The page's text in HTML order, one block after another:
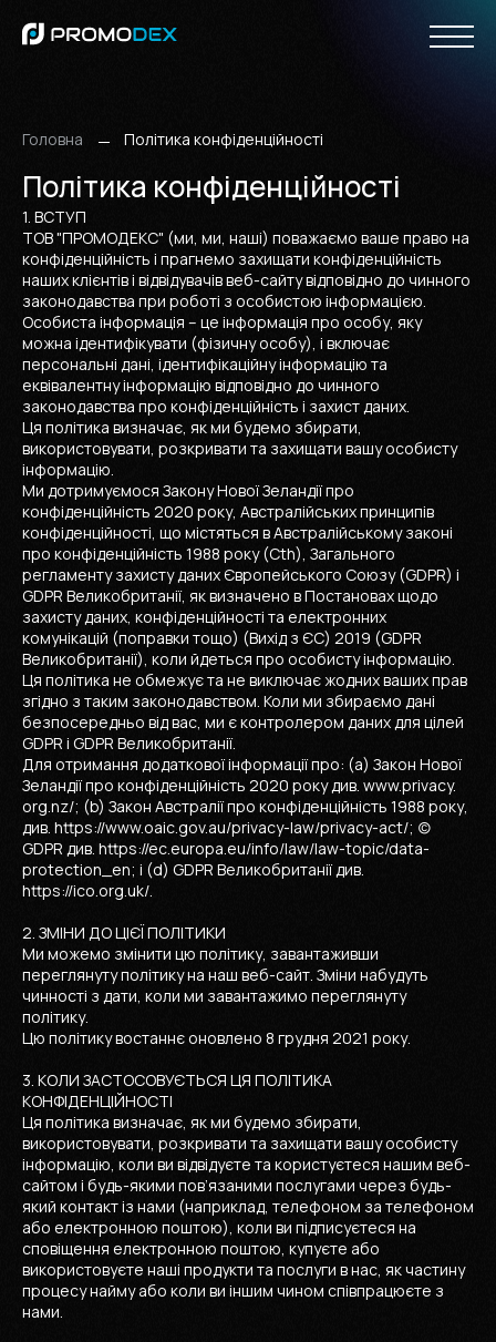
Головна Політика конфіденційності
Політика конфіденційності
1. ВСТУП
ТОВ "ПРОМОДЕКС" (ми, ми, наші) поважаємо ваше право на
конфіденційність і прагнемо захищати конфіденційність
наших клієнтів і відвідувачів веб-сайту відповідно до чинного
законодавства при роботі з особистою інформацією.
Особиста інформація – це інформація про особу, яку
можна ідентифікувати (фізичну особу), і включає
персональні дані, ідентифікаційну інформацію та
еквівалентну інформацію відповідно до чинного
законодавства про конфіденційність і захист даних.
Ця політика визначає, як ми будемо збирати,
використовувати, розкривати та захищати вашу особисту
інформацію.
Ми дотримуємося Закону Нової Зеландії про
конфіденційність 2020 року, Австралійських принципів
конфіденційності, що містяться в Австралійському законі
про конфіденційність 1988 року (Cth), Загального
регламенту захисту даних Європейського Союзу (GDPR) і
GDPR Великобританії, як визначено в Постановах щодо
захисту даних, конфіденційності та електронних
комунікацій (поправки тощо) (Вихід з ЄС) 2019 (GDPR
Великобританії), коли йдеться про особисту інформацію.
Ця політика не обмежує та не виключає жодних ваших прав
згідно з таким законодавством. Коли ми збираємо дані
безпосередньо від вас, ми є контролером даних для цілей
GDPR і GDPR Великобританії.
Для отримання додаткової інформації про: (a) Закон Нової
Зеландії про конфіденційність 2020 року див. www.privacy.
org.nz/; (b) Закон Австралії про конфіденційність 1988 року,
див. https://www.oaic.gov.au/privacy-law/privacy-act/; (c)
GDPR див. https://ec.europa.eu/info/law/law-topic/data-
protection_en; і (d) GDPR Великобританії див.
https://ico.org.uk/.
2. ЗМІНИ ДО ЦІЄЇ ПОЛІТИКИ
Ми можемо змінити цю політику, завантаживши
переглянуту політику на наш веб-сайт. Зміни набудуть
чинності з дати, коли ми завантажимо переглянуту
політику.
Цю політику востаннє оновлено 8 грудня 2021 року.
3. КОЛИ ЗАСТОСОВУЄТЬСЯ ЦЯ ПОЛІТИКА
КОНФІДЕНЦІЙНОСТІ
Ця політика визначає, як ми будемо збирати,
використовувати, розкривати та захищати вашу особисту
інформацію, коли ви відвідуєте та користуєтеся нашим веб-
сайтом і будь-якими пов’язаними послугами через будь-
який контакт із нами (наприклад, телефоном за телефоном
або електронною поштою), коли ви підписуєтеся на
сповіщення електронною поштою, купуєте або
використовуєте наші продукти та послуги в нас, як частину
процесу найму або коли ви іншим чином співпрацюєте з
нами.